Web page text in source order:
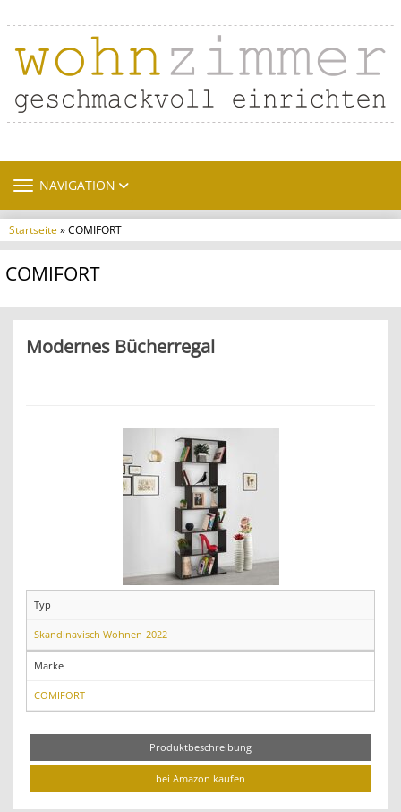
TOGGLE NAVIGATION
NAVIGATION
Startseite» COMIFORT
COMIFORT
Modernes Bücherregal
Typ
Skandinavisch Wohnen-2022
Marke
COMIFORT
Produktbeschreibung
bei Amazon kaufen